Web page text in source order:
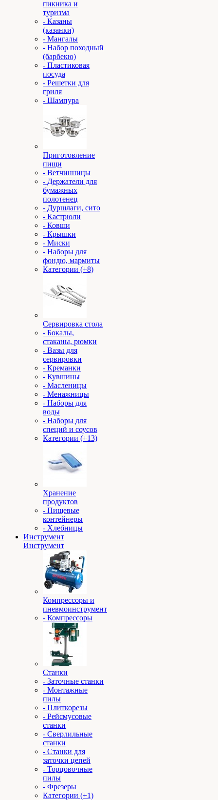
пикника и
туризма
- Казаны
(казанки)
- Мангалы
- Набор походный
(барбекю)
- Пластиковая
посуда
- Решетки для
гриля
- Шампура
Приготовление
пищи
- Ветчинницы
- Держатели для
бумажных
полотенец
- Дуршлаги, сито
- Кастрюли
- Ковши
- Крышки
- Миски
- Наборы для
фондю, мармиты
Категории (+8)
Сервировка стола
- Бокалы,
стаканы, рюмки
- Вазы для
сервировки
- Креманки
- Кувшины
- Масленицы
- Менажницы
- Наборы для
воды
- Наборы для
специй и соусов
Категории (+13)
Хранение
продуктов
- Пищевые
контейнеры
- Хлебницы
Инструмент
Инструмент
Компрессоры и
пневмоинструмент
- Компрессоры
Станки
- Заточные станки
- Монтажные
пилы
- Плиткорезы
- Рейсмусовые
станки
- Сверлильные
станки
- Станки для
заточки цепей
- Торцовочные
пилы
- Фрезеры
Категории (+1)